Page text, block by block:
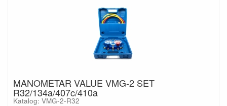
MANOMETAR VALUE VMG-2 SET
R32/134a/407c/410a
Katalog: VMG-2-R32